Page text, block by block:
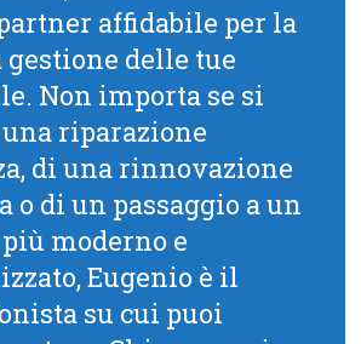
affidabile per la
gestione delle tue
Non importa se si
riparazione
di una rinnovazione
o di un passaggio a un
moderno e
Eugenio è il
su cui puoi